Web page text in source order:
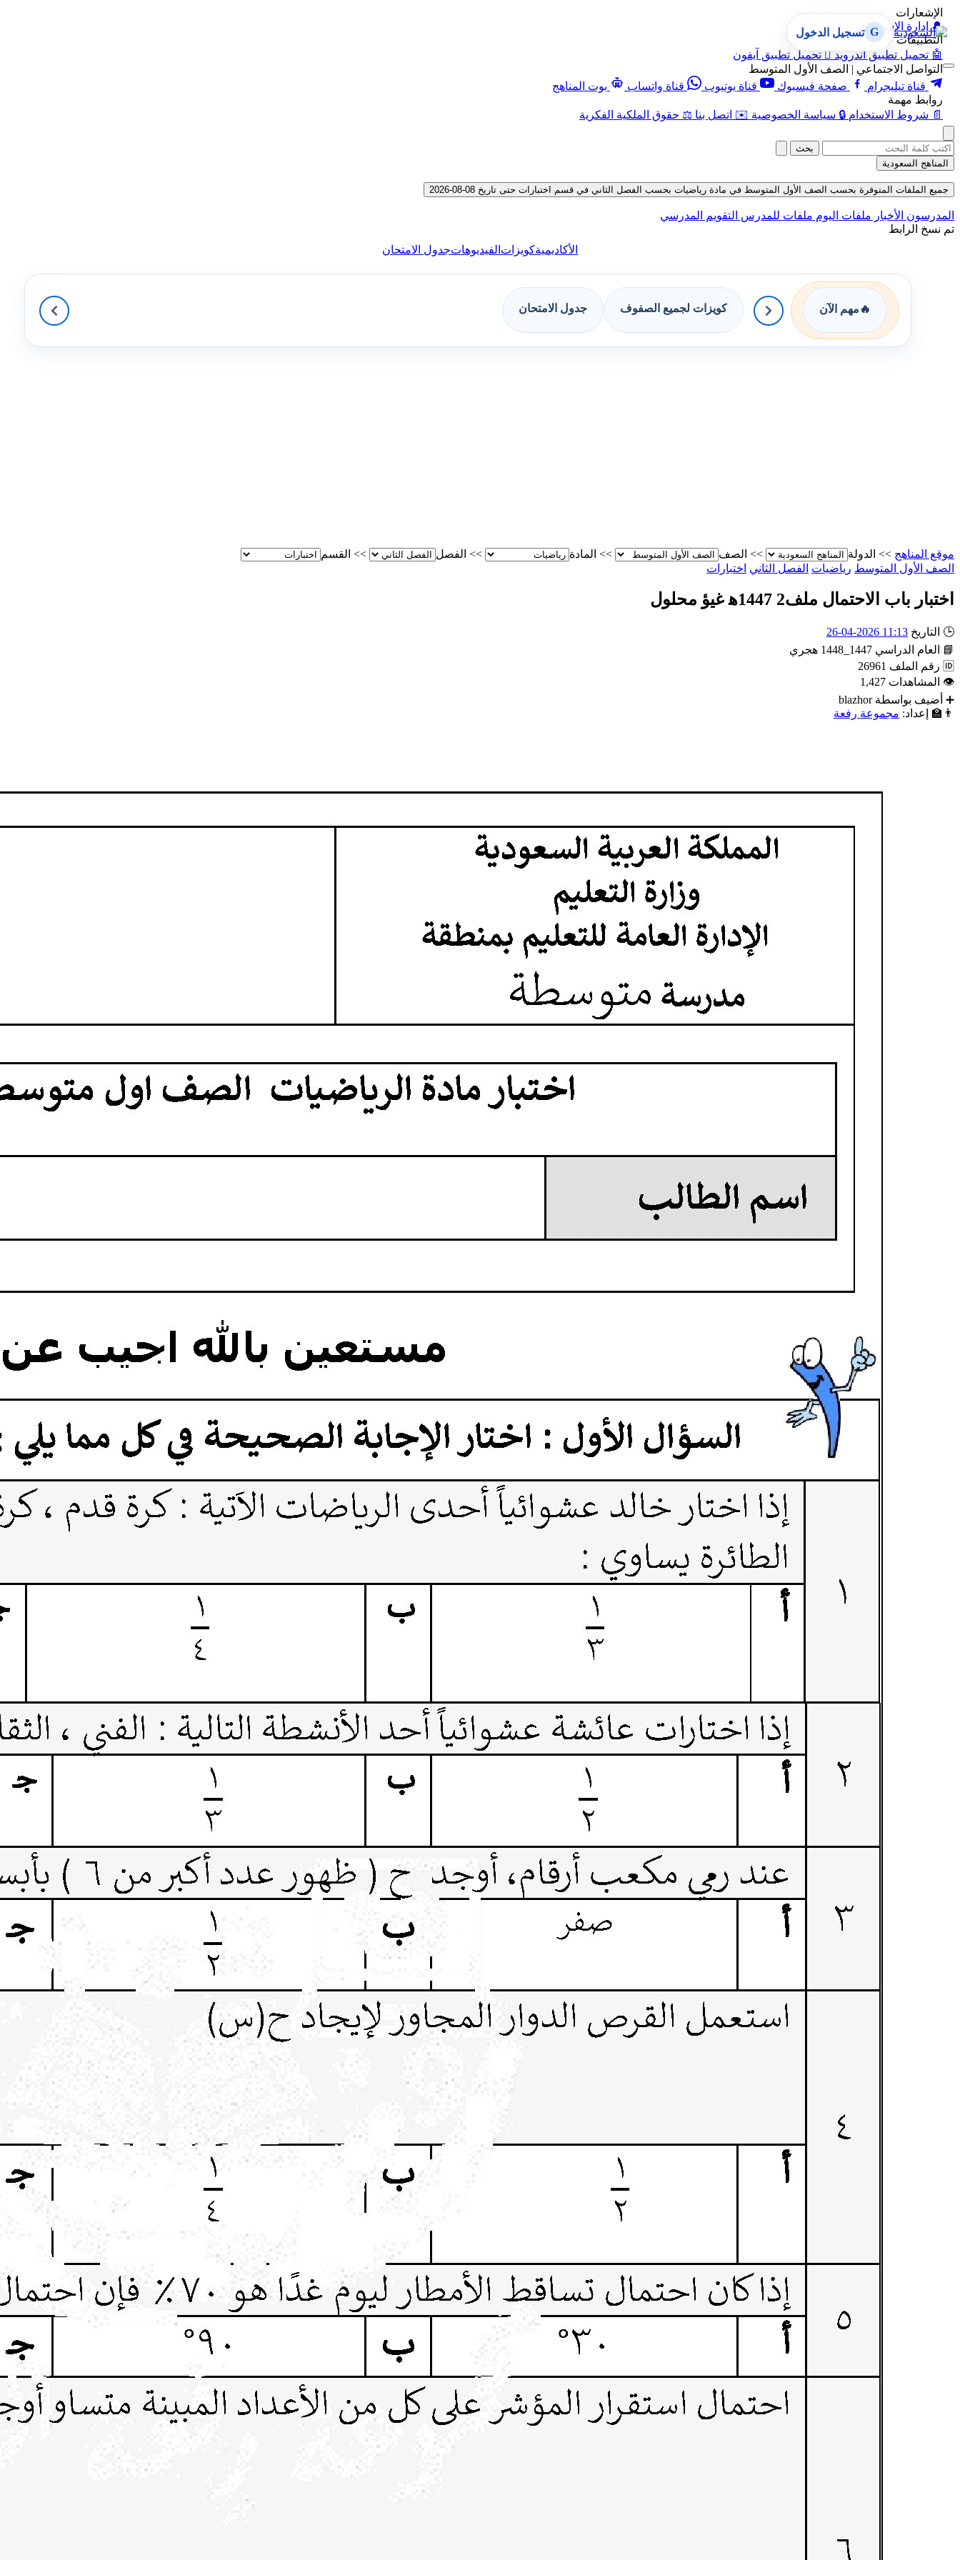
الإشعارات
🔔 إدارة الإشعارات
التطبيقات
🤖 تحميل تطبيق أندرويد  تحميل تطبيق آيفون
التواصل الاجتماعي | الصف الأول المتوسط
قناة تيليجرام
صفحة فيسبوك قناة يوتيوب قناة واتساب
بوت المناهج
روابط مهمة
📄 شروط الاستخدام 🔒 سياسة الخصوصية ✉️ اتصل بنا ⚖️ حقوق الملكية الفكرية
G تسجيل الدخول
بحث
المناهج السعودية
جميع الملفات المتوفرة بحسب الصف الأول المتوسط في مادة رياضيات بحسب الفصل الثاني في قسم اختبارات حتى تاريخ 08-08-2026
المدرسون الأخبار ملفات اليوم ملفات للمدرس التقويم المدرسي
تم نسخ الرابط
الأكاديميةكويزات الفيديوهاتجدول الامتحان
🔥 مهم الآن كويزات لجميع الصفوف جدول الامتحان
موقع المناهج >> الدولة >> الصف >> المادة >> الفصل >> القسم
الصف الأول المتوسط رياضيات الفصل الثاني اختبارات
اختبار باب الاحتمال ملف2 1447ه‍ غيؤ محلول
🕒 التاريخ 11:13 2026-04-26
📘
العام الدراسي 1447_1448 هجري
🆔 رقم الملف 26961
👁 المشاهدات 1,427
➕ أضيف بواسطة blazhor
👨‍🏫
إعداد: مجموعة رفعة